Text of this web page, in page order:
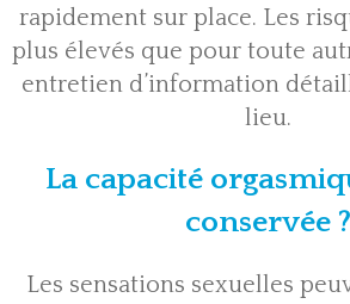
rapidement sur place. Les
plus élevés que pour toute
entretien d’information
lieu.
La capacité
conservée ?
Les sensations sexuelles